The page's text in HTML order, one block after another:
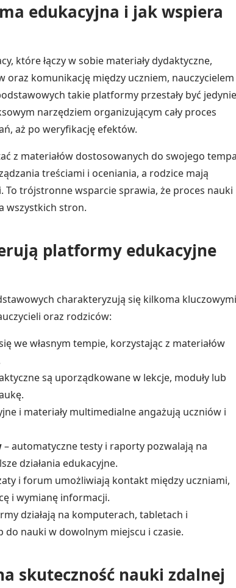
edukacyjna i jak wspiera
które łączy w sobie materiały dydaktyczne,
oraz komunikację między uczniem,
takie platformy przestały być jedynie
narzędziem organizującym cały proces
aż po weryfikację efektów.
z materiałów dostosowanych do swojego
treściami i oceniania, a rodzice mają
trójstronne wsparcie sprawia, że proces nauki
wszystkich stron.
platformy edukacyjne
charakteryzują się kilkoma kluczowymi
oraz rodziców:
we własnym tempie, korzystając z materiałów
są uporządkowane w lekcje, moduły lub
i materiały multimedialne angażują uczniów i
– automatyczne testy i raporty pozwalają na
działania edukacyjne.
i forum umożliwiają kontakt między uczniami,
i wymianę informacji.
działają na komputerach, tabletach i
nauki w dowolnym miejscu i czasie.
skuteczność nauki zdalnej